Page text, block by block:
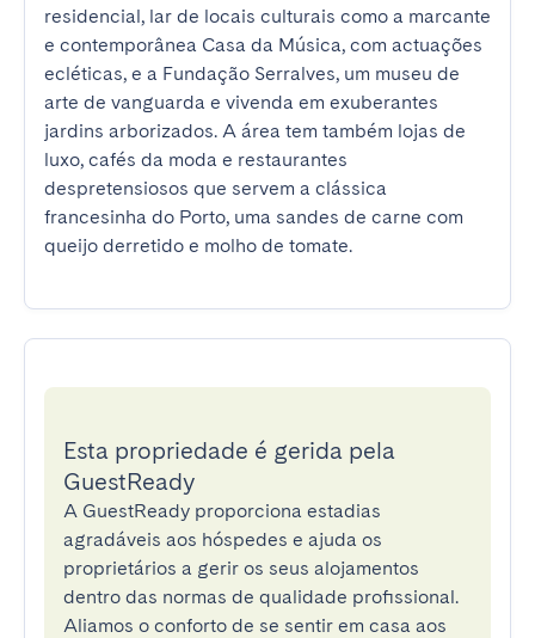
residencial, lar de locais culturais como a marcante
e contemporânea Casa da Música, com actuações
ecléticas, e a Fundação Serralves, um museu de
arte de vanguarda e vivenda em exuberantes
jardins arborizados. A área tem também lojas de
luxo, cafés da moda e restaurantes
despretensiosos que servem a clássica
francesinha do Porto, uma sandes de carne com
queijo derretido e molho de tomate.
Esta propriedade é gerida pela
GuestReady
A GuestReady proporciona estadias
agradáveis aos hóspedes e ajuda os
proprietários a gerir os seus alojamentos
dentro das normas de qualidade profissional.
Aliamos o conforto de se sentir em casa aos